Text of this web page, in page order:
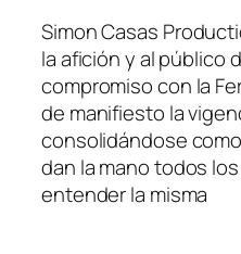
Simon Casas
la afición y al público
compromiso con la
de manifiesto la
consolidándose
dan la mano todos
entender la misma